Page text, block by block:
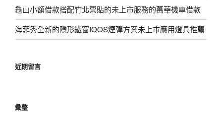
龜山小額借款搭配竹北票貼的未上市服務的萬華機車借款
海菲秀全新的隱形鐵窗IQOS煙彈方案未上市應用燈具推薦
近期留言
彙整